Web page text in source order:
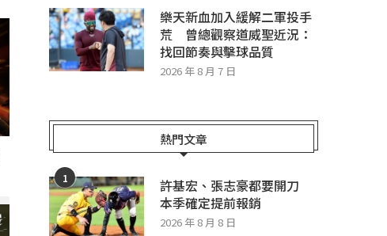
樂天新血加入緩解二軍投手
荒 曾總觀察道威聖近況：
找回節奏與擊球品質
2026 年 8 月 7 日
熱門文章
1
許基宏、張志豪都要開刀
本季確定提前報銷
2026 年 8 月 8 日